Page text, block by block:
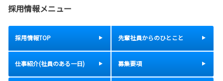
採用情報メニュー
採用情報TOP 先輩社員からのひとこと
仕事紹介(社員のある一日) 募集要項